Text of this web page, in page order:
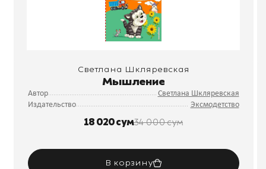
Светлана Шкляревская
Мышление
Автор
Светлана Шкляревская
Издательство
Эксмодетство
18 020 сум34 000 сум
В корзину